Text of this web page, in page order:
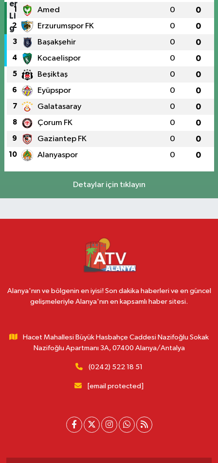
1 Amed 0 0
2 Erzurumspor FK 0 0
3 Başakşehir 0 0
4 Kocaelispor 0 0
5 Beşiktaş 0 0
6 Eyüpspor 0 0
7 Galatasaray 0 0
8 Çorum FK 0 0
9 Gaziantep FK 0 0
10 Alanyaspor 0 0
Detaylar için tıklayın
Alanya'nın ve bölgenin en iyisi! Son dakika haberleri ve en güncel
gelişmeleriyle Alanya'nın en kapsamlı haber sitesi.
Hacet Mahallesi Büyük Hasbahçe Caddesi Nazifoğlu Sokak
Nazifoğlu Apartmanı 3A, 07400 Alanya/Antalya
(0242) 522 18 51
[email protected]